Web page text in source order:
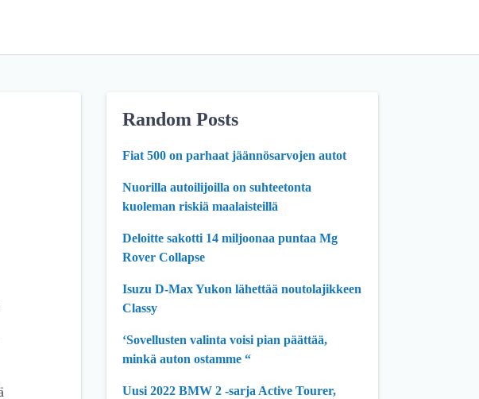
Random Posts
Fiat 500 on parhaat jäännösarvojen autot
Nuorilla autoilijoilla on suhteetonta
kuoleman riskiä maalaisteillä
Deloitte sakotti 14 miljoonaa puntaa Mg
Rover Collapse
Isuzu D-Max Yukon lähettää noutolajikkeen
Classy
‘Sovellusten valinta voisi pian päättää,
minkä auton ostamme “
Uusi 2022 BMW 2 -sarja Active Tourer,